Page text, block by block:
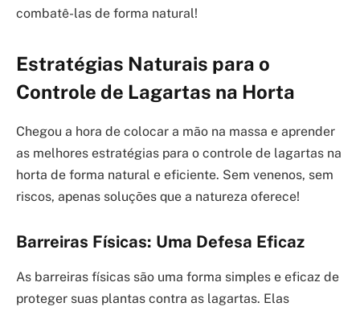
combatê-las de forma natural!
Estratégias Naturais para o
Controle de Lagartas na Horta
Chegou a hora de colocar a mão na massa e aprender
as melhores estratégias para o controle de lagartas na
horta de forma natural e eficiente. Sem venenos, sem
riscos, apenas soluções que a natureza oferece!
Barreiras Físicas: Uma Defesa Eficaz
As barreiras físicas são uma forma simples e eficaz de
proteger suas plantas contra as lagartas. Elas